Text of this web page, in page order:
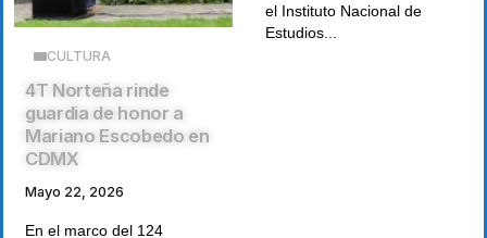
CULTURA
4T Norteña rinde
guardia de honor a
Mariano Escobedo en
CDMX
Mayo 22, 2026
En el marco del 124
el Instituto Nacional de
Estudios...